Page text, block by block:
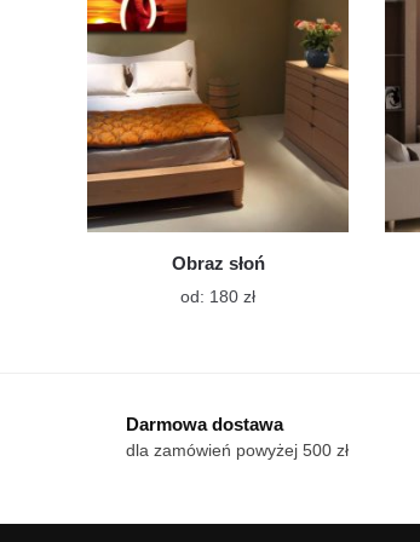
wybrać
produktu
Obraz słoń
od: 180 złTen
Opcje
można
Darmowa dostawa
dla zamówień powyżej 500 zł